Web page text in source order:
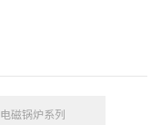
电磁锅炉系列